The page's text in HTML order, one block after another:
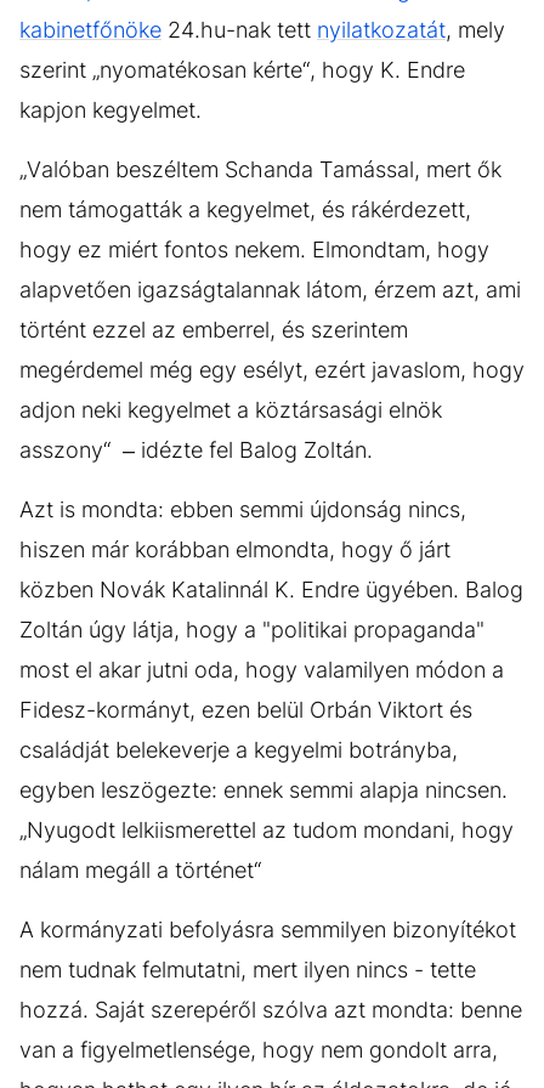
kabinetfőnöke 24.hu-nak tett nyilatkozatát, mely
szerint „nyomatékosan kérte“, hogy K. Endre
kapjon kegyelmet.
„Valóban beszéltem Schanda Tamással, mert ők
nem támogatták a kegyelmet, és rákérdezett,
hogy ez miért fontos nekem. Elmondtam, hogy
alapvetően igazságtalannak látom, érzem azt, ami
történt ezzel az emberrel, és szerintem
megérdemel még egy esélyt, ezért javaslom, hogy
adjon neki kegyelmet a köztársasági elnök
asszony“ – idézte fel Balog Zoltán.
Azt is mondta: ebben semmi újdonság nincs,
hiszen már korábban elmondta, hogy ő járt
közben Novák Katalinnál K. Endre ügyében. Balog
Zoltán úgy látja, hogy a "politikai propaganda"
most el akar jutni oda, hogy valamilyen módon a
Fidesz-kormányt, ezen belül Orbán Viktort és
családját belekeverje a kegyelmi botrányba,
egyben leszögezte: ennek semmi alapja nincsen.
„Nyugodt lelkiismerettel az tudom mondani, hogy
nálam megáll a történet“
A kormányzati befolyásra semmilyen bizonyítékot
nem tudnak felmutatni, mert ilyen nincs - tette
hozzá. Saját szerepéről szólva azt mondta: benne
van a figyelmetlensége, hogy nem gondolt arra,